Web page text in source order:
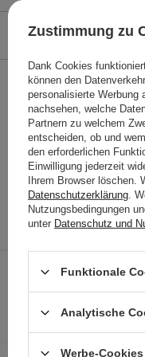
21,60 €
ÖKOLOGIE
STELLEN SIE EINE
Creme und Essenz
21,60 €/100 ml, inkl.
Produktcode: 27251
Folgende
Zustimmung zu
Dank Cookies
können den
personalisierte Werbung
nachsehen, welche
Partnern zu welchem
entscheiden, ob und
den erforderlichen
Einwilligung jederzeit
Ihrem Browser löschen.
Datenschutzerklärung .
Nutzungsbedingungen
unter Datenschutz und
Funktionale
Analytische
Werbe-Cookies